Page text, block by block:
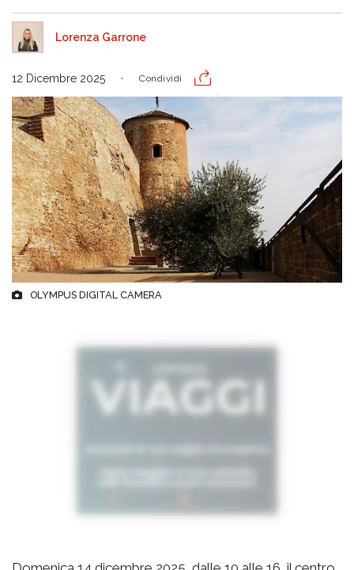
Lorenza Garrone
12 Dicembre 2025 Condividi
OLYMPUS DIGITAL CAMERA